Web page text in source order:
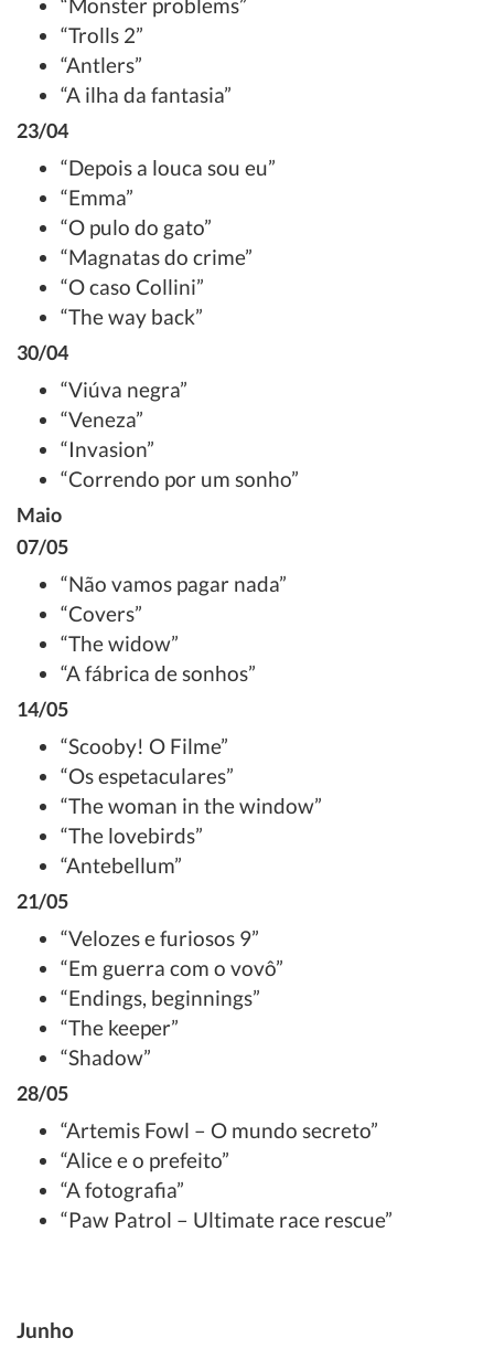
“Monster problems”
“Trolls 2”
“Antlers”
“A ilha da fantasia”
23/04
“Depois a louca sou eu”
“Emma”
“O pulo do gato”
“Magnatas do crime”
“O caso Collini”
“The way back”
30/04
“Viúva negra”
“Veneza”
“Invasion”
“Correndo por um sonho”
Maio
07/05
“Não vamos pagar nada”
“Covers”
“The widow”
“A fábrica de sonhos”
14/05
“Scooby! O Filme”
“Os espetaculares”
“The woman in the window”
“The lovebirds”
“Antebellum”
21/05
“Velozes e furiosos 9”
“Em guerra com o vovô”
“Endings, beginnings”
“The keeper”
“Shadow”
28/05
“Artemis Fowl – O mundo secreto”
“Alice e o prefeito”
“A fotografia”
“Paw Patrol – Ultimate race rescue”
Junho